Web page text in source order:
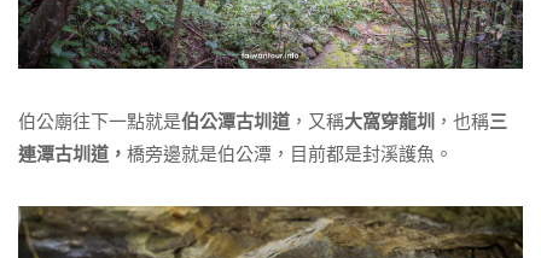
伯公廟往下一點就是伯公潭古圳道 ，又稱大窩穿龍圳 ，也稱三
連潭古圳道， 橋旁邊就是伯公潭，目前都是封溪護魚。